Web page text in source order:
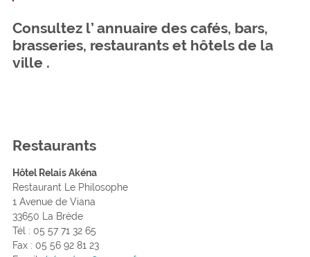
Consultez l’ annuaire des cafés, bars,
brasseries, restaurants et hôtels de la
ville .
Restaurants
Hôtel Relais Akéna
Restaurant Le Philosophe
1 Avenue de Viana
33650 La Brède
Tél : 05 57 71 32 65
Fax : 05 56 92 81 23